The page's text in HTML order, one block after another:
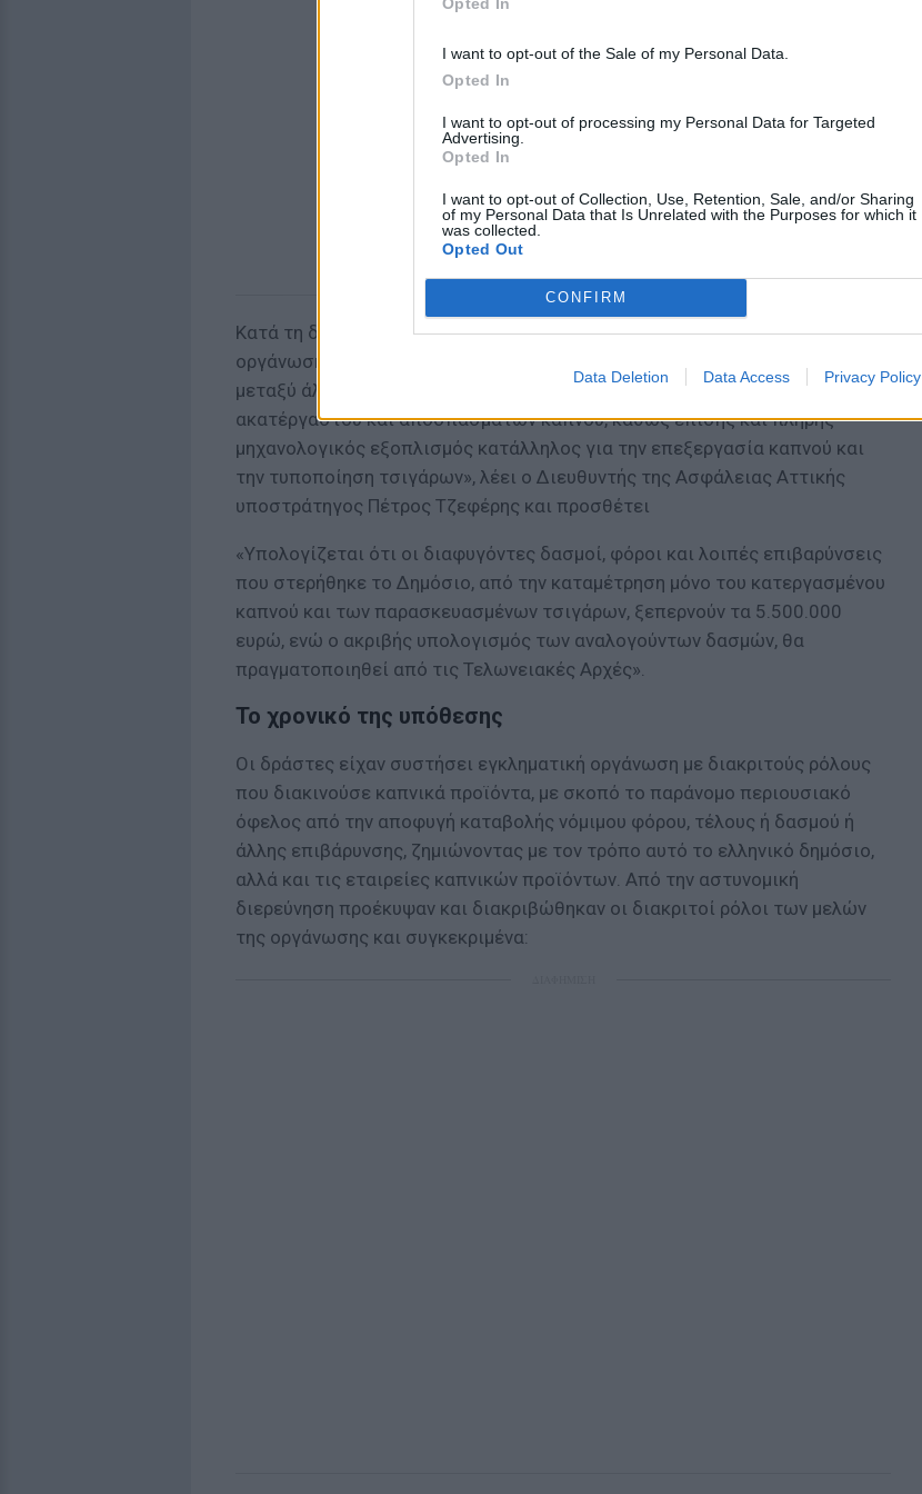
I want to opt-out of the Sale of my Personal Data.
Opted In
I want to opt-out of processing my Personal Data for Targeted
Advertising.
Opted In
I want to opt-out of Collection, Use, Retention, Sale, and/or Sharing
of my Personal Data that Is Unrelated with the Purposes for which it
was collected.
Opted Out
CONFIRM
Data Deletion Data Access Privacy Policy
Κατά τη διάρκεια της επιχείρησης συνελήφθησαν δέκα ημεδαποί, μέλη της
οργάνωσης, ενώ στο πλαίσιο των ερευνών σε τρεις αποθήκες βρέθηκαν,
μεταξύ άλλων, και κατασχέθηκαν πάνω από 128 τόνοι κατεργασμένου,
ακατέργαστου και αποσπασμάτων καπνού, καθώς επίσης και πλήρης
μηχανολογικός εξοπλισμός κατάλληλος για την επεξεργασία καπνού και
την τυποποίηση τσιγάρων», λέει ο Διευθυντής της Ασφάλειας Αττικής
υποστράτηγος Πέτρος Τζεφέρης και προσθέτει
«Υπολογίζεται ότι οι διαφυγόντες δασμοί, φόροι και λοιπές επιβαρύνσεις
που στερήθηκε το Δημόσιο, από την καταμέτρηση μόνο του κατεργασμένου
καπνού και των παρασκευασμένων τσιγάρων, ξεπερνούν τα 5.500.000
ευρώ, ενώ ο ακριβής υπολογισμός των αναλογούντων δασμών, θα
πραγματοποιηθεί από τις Τελωνειακές Αρχές».
Το χρονικό της υπόθεσης
Οι δράστες είχαν συστήσει εγκληματική οργάνωση με διακριτούς ρόλους
που διακινούσε καπνικά προϊόντα, με σκοπό το παράνομο περιουσιακό
όφελος από την αποφυγή καταβολής νόμιμου φόρου, τέλους ή δασμού ή
άλλης επιβάρυνσης, ζημιώνοντας με τον τρόπο αυτό το ελληνικό δημόσιο,
αλλά και τις εταιρείες καπνικών προϊόντων. Από την αστυνομική
διερεύνηση προέκυψαν και διακριβώθηκαν οι διακριτοί ρόλοι των μελών
της οργάνωσης και συγκεκριμένα: